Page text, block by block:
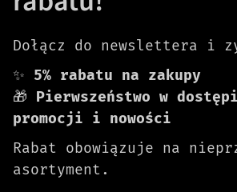
Dołącz do newslettera i
✨ 5% rabatu na zakupy
🎁 Pierwszeństwo w
promocji i nowości
Rabat obowiązuje na
asortyment.